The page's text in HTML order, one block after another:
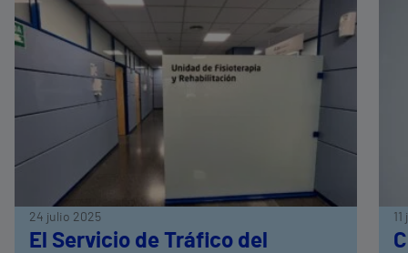
24 julio 2025
El Servicio de Tráfico del